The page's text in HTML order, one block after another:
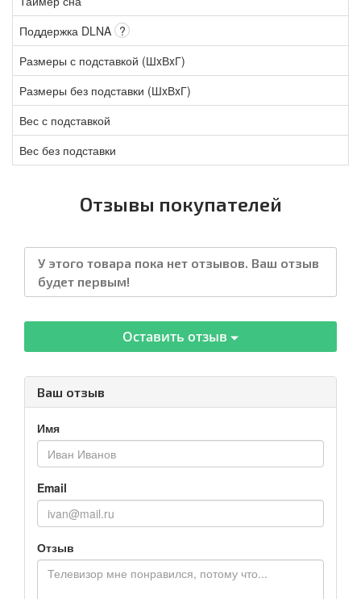
Поддержка DLNA ?
Размеры с подставкой (ШxВxГ)
Размеры без подставки (ШxВxГ)
Вес с подставкой
Вес без подставки
Отзывы покупателей
У этого товара пока нет отзывов. Ваш отзыв
будет первым!
Оставить отзыв
Ваш отзыв
Имя
Email
Отзыв